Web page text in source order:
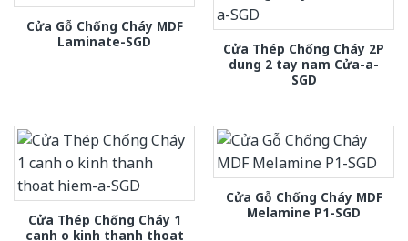
Cửa Gỗ Chống Cháy MDF
Laminate-SGD
Cửa Thép Chống Cháy 2P
dung 2 tay nam Cửa-a-
SGD
Cửa Thép Chống Cháy 1
canh o kinh thanh thoat
Cửa Gỗ Chống Cháy MDF
Melamine P1-SGD